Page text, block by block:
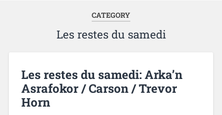
CATEGORY
Les restes du samedi
Les restes du samedi: Arka’n
Asrafokor / Carson / Trevor
Horn